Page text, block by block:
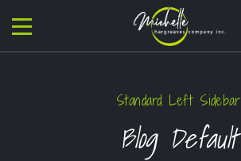
Standard Left Sidebar
Blog Default